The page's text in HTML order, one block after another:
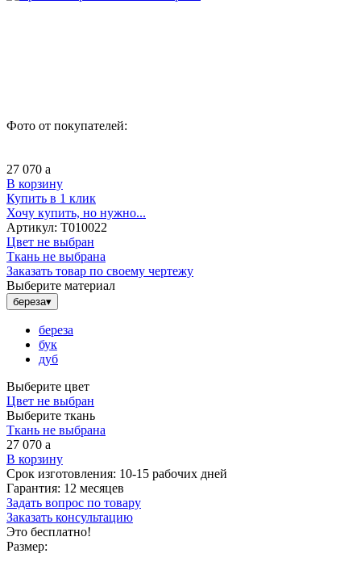
Фото от покупателей:
27 070 a
В корзину
Купить в 1 клик
Хочу купить, но нужно...
Артикул: Т010022
Цвет не выбран
Ткань не выбрана
Заказать товар по своему чертежу
Выберите материал
береза▾
береза
бук
дуб
Выберите цвет
Цвет не выбран
Выберите ткань
Ткань не выбрана
27 070 a
В корзину
Срок изготовления: 10-15 рабочих дней
Гарантия: 12 месяцев
Задать вопрос по товару
Заказать консультацию
Это бесплатно!
Размер: